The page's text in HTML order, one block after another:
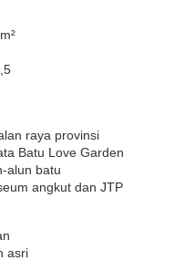
raya provinsi
Batu Love Garden
alun batu
angkut dan JTP
asri